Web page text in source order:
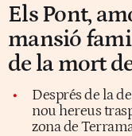
Els Pont,
mansió
de la mort
Després de la
nou hereus
zona de